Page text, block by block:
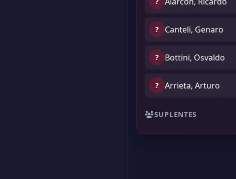
? Canteli, Genaro
? Bottini, Osvaldo
? Arrieta, Arturo
SUPLENTES